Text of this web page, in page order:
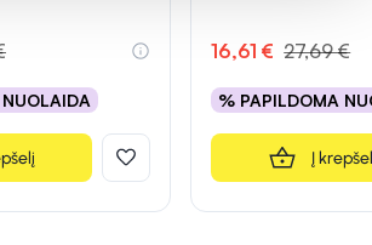
16,61 € 27,69 €
% PAPILDOMA
Į